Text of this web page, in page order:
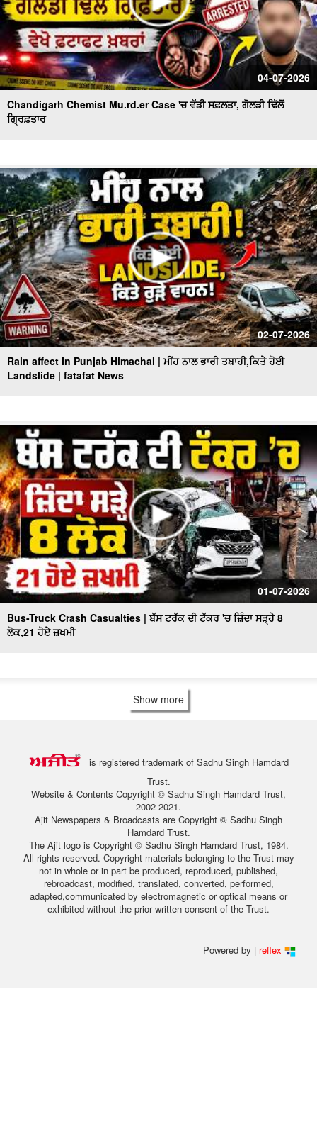
04-07-2026
Chandigarh Chemist Mu.rd.er Case 'ਚ ਵੱਡੀ ਸਫ਼ਲਤਾ, ਗੋਲਡੀ ਢਿੱਲੋਂ
ਗ੍ਰਿਫ਼ਤਾਰ
02-07-2026
Rain affect In Punjab Himachal | ਮੀਂਹ ਨਾਲ ਭਾਰੀ ਤਬਾਹੀ,ਕਿਤੇ ਹੋਈ
Landslide | fatafat News
01-07-2026
Bus-Truck Crash Casualties | ਬੱਸ ਟਰੱਕ ਦੀ ਟੱਕਰ 'ਚ ਜ਼ਿੰਦਾ ਸੜ੍ਹੇ 8
ਲੋਕ,21 ਹੋਏ ਜ਼ਖਮੀ
Show more
is registered trademark of Sadhu Singh Hamdard
Trust.
Website & Contents Copyright © Sadhu Singh Hamdard Trust,
2002-2021.
Ajit Newspapers & Broadcasts are Copyright © Sadhu Singh
Hamdard Trust.
The Ajit logo is Copyright © Sadhu Singh Hamdard Trust, 1984.
All rights reserved. Copyright materials belonging to the Trust may
not in whole or in part be produced, reproduced, published,
rebroadcast, modified, translated, converted, performed,
adapted,communicated by electromagnetic or optical means or
exhibited without the prior written consent of the Trust.
Powered by | reflex